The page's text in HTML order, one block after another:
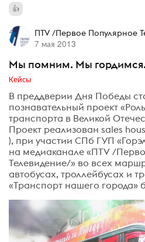
ПTV /Первое Популярное
7 мая 2013
Мы помним. Мы гордимся.
Кейсы
В преддверии Дня Победы
познавательный проект
транспорта в Великой
Проект реализован sales
), при участии СПб ГУП
на медиаканале «ПTV /
Телевидение/» во всех
автобусах, троллейбусах и
«Транспорт нашего города»